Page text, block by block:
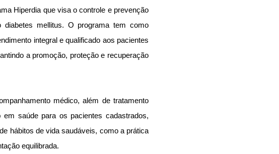
Hiperdia que visa o controle e prevenção
diabetes mellitus. O programa tem como
integral e qualificado aos pacientes
a promoção, proteção e recuperação
médico, além de tratamento
em saúde para os pacientes cadastrados,
hábitos de vida saudáveis, como a prática
equilibrada.